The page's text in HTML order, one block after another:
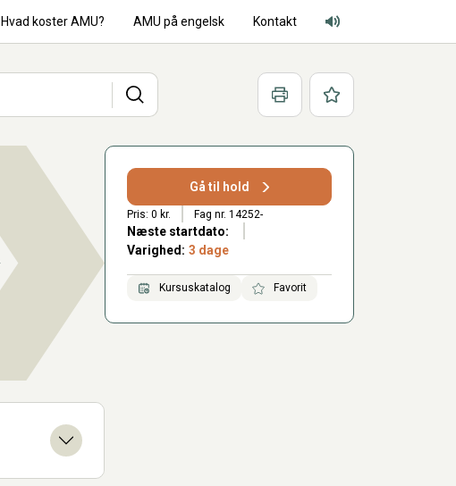
Hvad koster AMU? AMU på engelsk Kontakt
Adgang for alle lyd
Søg Print Favoritter
Gå til hold
Pris: 0 kr. Fag nr. 14252-
Næste startdato:
Varighed: 3 dage
Kursuskatalog Favorit